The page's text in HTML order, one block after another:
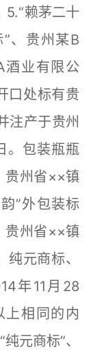
5.“赖茅二十
、贵州某B
业有限公
口处标有贵
注产于贵州
。包装瓶瓶
贵州省××镇
”外包装标
贵州省××镇
元商标、
年11月28
上相同的内
元商标”、